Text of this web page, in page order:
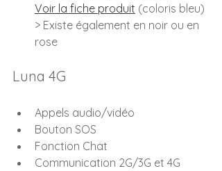
Voir la fiche produit (coloris bleu)
> Existe également en noir ou en
rose
Luna 4G
Appels audio/vidéo
Bouton SOS
Fonction Chat
Communication 2G/3G et 4G